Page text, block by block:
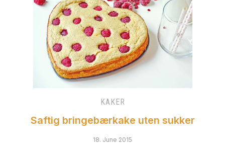
KAKER
Saftig bringebærkake uten sukker
18. June 2015